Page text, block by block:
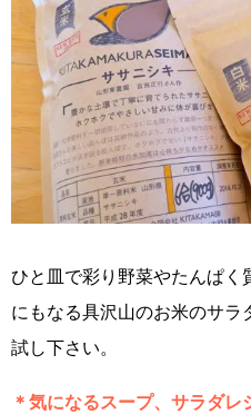
ひと皿で彩り野菜やたんぱく
にもなる具沢山のお米のサラ
試し下さい。
＊気になるスープ、サラダレ